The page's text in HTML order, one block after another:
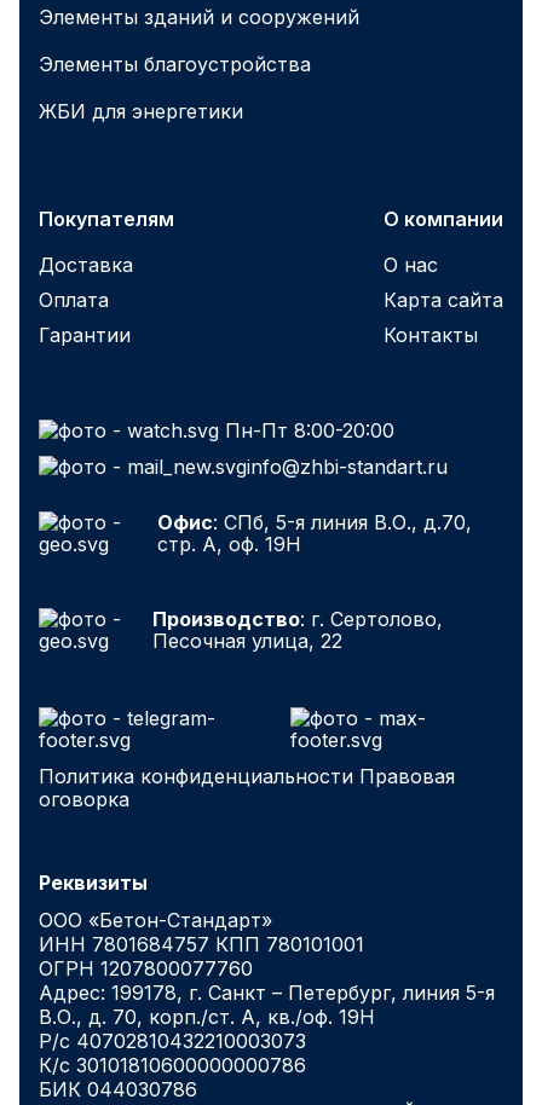
Элементы зданий и сооружений
Элементы благоустройства
ЖБИ для энергетики
Покупателям
Доставка
Оплата
Гарантии
О компании
О нас
Карта сайта
Контакты
Пн-Пт 8:00-20:00
info@zhbi-standart.ru
Офис: СПб, 5-я линия В.О., д.70,
стр. А, оф. 19Н
Производство: г. Сертолово,
Песочная улица, 22
Политика конфиденциальности Правовая
оговорка
Реквизиты
ООО «Бетон-Стандарт»
ИНН 7801684757 КПП 780101001
ОГРН 1207800077760
Адрес: 199178, г. Санкт – Петербург, линия 5-я
В.О., д. 70, корп./ст. А, кв./оф. 19Н
Р/с 40702810432210003073
К/с 30101810600000000786
БИК 044030786